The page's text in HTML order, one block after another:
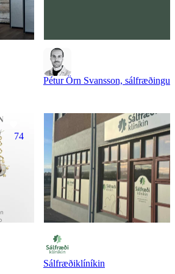
Pétur Örn Svansson, sálfræðingur
74
Sálfræðiklíníkin